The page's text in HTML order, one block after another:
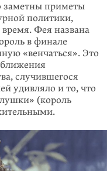
заметны приметы
политики,
Фея названа
в финале
«венчаться». Это
случившегося
удив­ля­ло и то, что
(король